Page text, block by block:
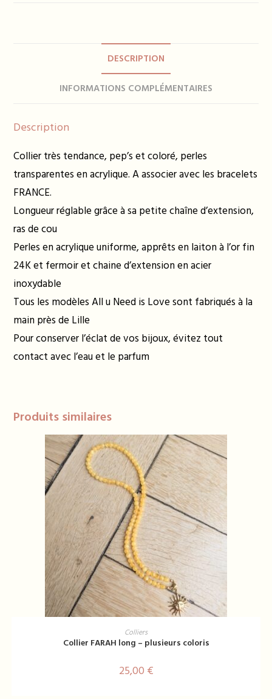
DESCRIPTION
INFORMATIONS COMPLÉMENTAIRES
Description
Collier très tendance, pep’s et coloré, perles
transparentes en acrylique. A associer avec les bracelets
FRANCE.
Longueur réglable grâce à sa petite chaîne d’extension,
ras de cou
Perles en acrylique uniforme, apprêts en laiton à l’or fin
24K et fermoir et chaine d’extension en acier
inoxydable
Tous les modèles All u Need is Love sont fabriqués à la
main près de Lille
Pour conserver l’éclat de vos bijoux, évitez tout
contact avec l’eau et le parfum
Produits similaires
CHOIX DES OPTIONS
Ce
produit
a
plusieurs
options
Colliers
Collier FARAH long – plusieurs coloris
25,00 €